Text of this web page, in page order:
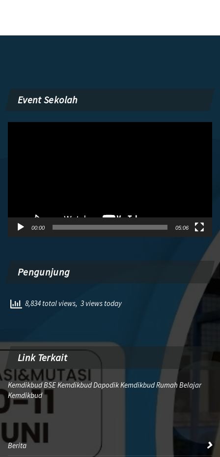
Event Sekolah
00:00 05:06
Pengunjung
8,834 total views, 3 views today
Link Terkait
Kemdikbud BSE Kemdikbud Dapodik Kemdikbud Rumah Belajar
Kemdikbud
Berita